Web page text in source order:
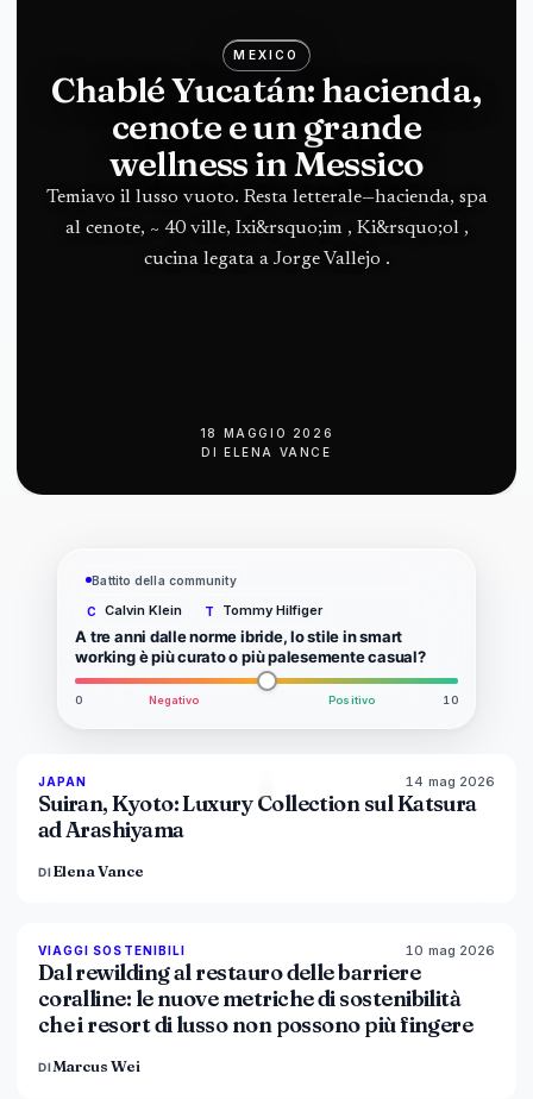
MEXICO
Chablé Yucatán: hacienda,
cenote e un grande
wellness in Messico
Temiavo il lusso vuoto. Resta letterale—hacienda, spa
al cenote, ~ 40 ville, Ixi&rsquo;im , Ki&rsquo;ol ,
cucina legata a Jorge Vallejo .
18 MAGGIO 2026
DI ELENA VANCE
Battito della community
C Calvin Klein T Tommy Hilfiger
A tre anni dalle norme ibride, lo stile in smart
working è più curato o più palesemente casual?
0 Negativo Positivo 10
93% 44
JAPAN 14 mag 2026
Suiran, Kyoto: Luxury Collection sul Katsura
ad Arashiyama
DI Elena Vance
86% 81
VIAGGI SOSTENIBILI 10 mag 2026
Dal rewilding al restauro delle barriere
coralline: le nuove metriche di sostenibilità
che i resort di lusso non possono più fingere
DIMarcus Wei